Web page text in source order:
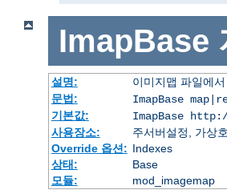
ImapBase
설명: 이미지맵 파일에서
문법:
ImapBase
기본값:
ImapBase
사용장소:
주서버설정, 가상
Override 옵션: Indexes
상태:
Base
모듈:
mod_imagemap